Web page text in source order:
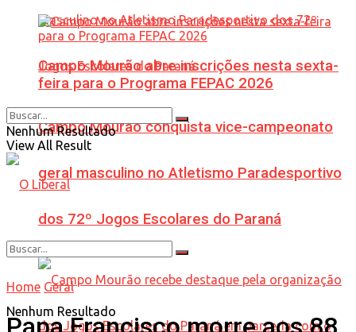
Campo Mourão conquista vice-campeonato
geral masculino no Atletismo Paradesportivo
dos 72º Jogos Escolares do Paraná
Campo Mourão abre inscrições nesta sexta-
feira para o Programa FEPAC 2026
Nenhum Resultado
View All Result
Nenhum Resultado
Home Geral